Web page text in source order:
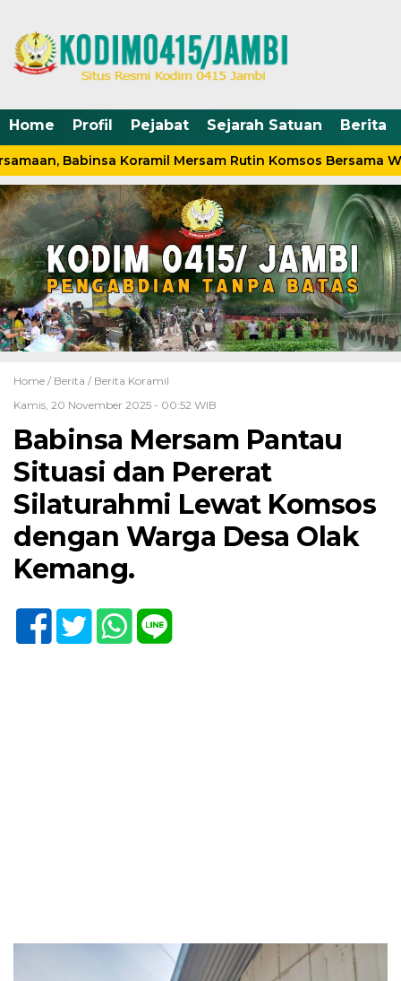
Home Profil Pejabat Sejarah Satuan Berita
Babinsa Koramil Mersam Rutin Komsos Bersama
Home / Berita / Berita Koramil
Kamis, 20 November 2025 - 00:52 WIB
Babinsa Mersam Pantau
Situasi dan Pererat
Silaturahmi Lewat Komsos
dengan Warga Desa Olak
Kemang.